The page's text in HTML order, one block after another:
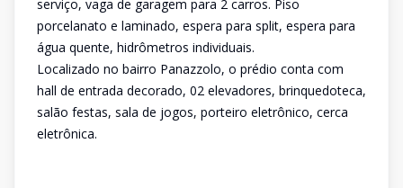
serviço, vaga de garagem para 2 carros. Piso
porcelanato e laminado, espera para split, espera para
água quente, hidrômetros individuais.
Localizado no bairro Panazzolo, o prédio conta com
hall de entrada decorado, 02 elevadores, brinquedoteca,
salão festas, sala de jogos, porteiro eletrônico, cerca
eletrônica.